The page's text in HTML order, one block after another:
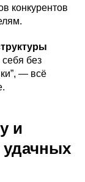
конкурентов
без
— всё
и
удачных